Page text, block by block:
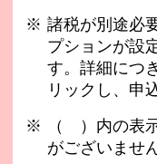
諸税が別途必
プションが設
す。詳細につ
リックし、申
（ ）内の表
がございません